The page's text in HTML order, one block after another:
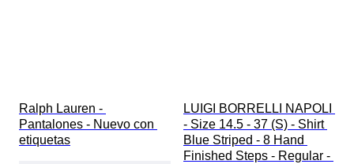
Ralph Lauren -
Pantalones - Nuevo con
etiquetas
LUIGI BORRELLI NAPOLI
- Size 14.5 - 37 (S) - Shirt
Blue Striped - 8 Hand
Finished Steps - Regular -